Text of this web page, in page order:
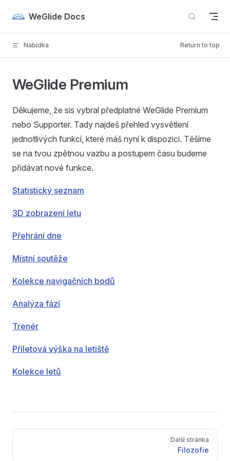
Skip to content
WeGlide Docs
Nabídka Return to top
WeGlide Premium
Děkujeme, že sis vybral předplatné WeGlide Premium
nebo Supporter. Tady najdeš přehled vysvětlení
jednotlivých funkcí, které máš nyní k dispozici. Těšíme
se na tvou zpětnou vazbu a postupem času budeme
přidávat nové funkce.
Statistický seznam
3D zobrazení letu
Přehrání dne
Místní soutěže
Kolekce navigačních bodů
Analýza fází
Trenér
Příletová výška na letiště
Kolekce letů
Pager
Další stránka
Filozofie